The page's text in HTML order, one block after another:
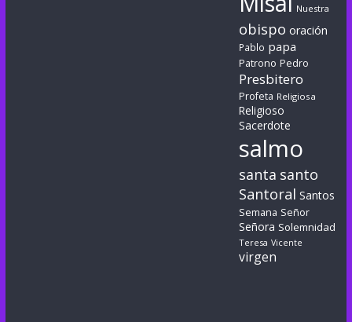
Nuestra
obispo oración
Pablo papa
Patrono Pedro
Presbitero
Profeta Religiosa
Religioso
Sacerdote
salmo
santa santo
Santoral Santos
Semana Señor
Señora Solemnidad
Teresa Vicente
virgen